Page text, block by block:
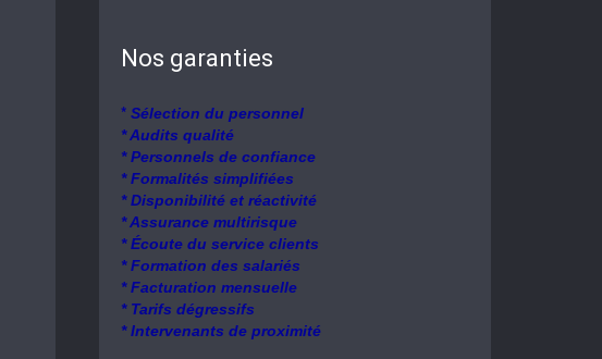
Nos garanties
* Sélection du personnel
* Audits qualité
* Personnels de confiance
* Formalités simplifiées
* Disponibilité et réactivité
* Assurance multirisque
* Écoute du service clients
* Formation des salariés
* Facturation mensuelle
* Tarifs dégressifs
* Intervenants de proximité